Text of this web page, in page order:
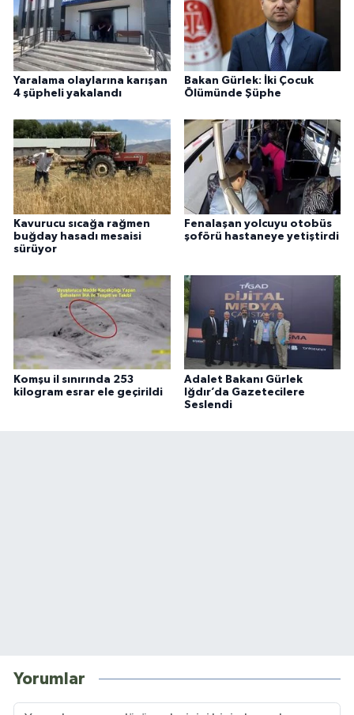
Yaralama olaylarına karışan
4 şüpheli yakalandı
Bakan Gürlek: İki Çocuk
Ölümünde Şüphe
Kavurucu sıcağa rağmen
buğday hasadı mesaisi
sürüyor
Fenalaşan yolcuyu otobüs
şoförü hastaneye yetiştirdi
Komşu il sınırında 253
kilogram esrar ele geçirildi
Adalet Bakanı Gürlek
Iğdır’da Gazetecilere
Seslendi
Yorumlar